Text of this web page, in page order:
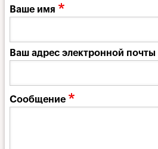
Ваше имя
Ваш адрес электронной почты
Сообщение